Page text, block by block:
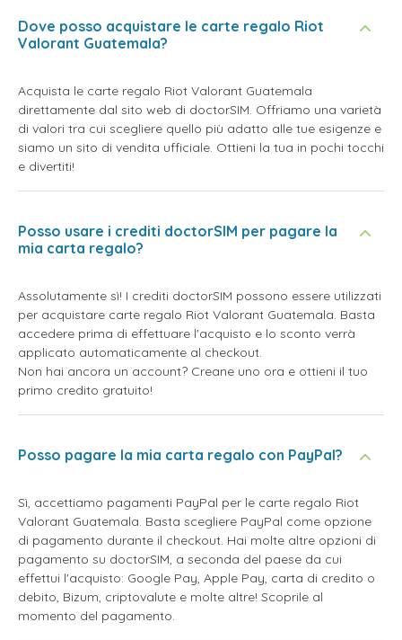
Dove posso acquistare le carte regalo Riot
Valorant Guatemala?
Acquista le carte regalo Riot Valorant Guatemala
direttamente dal sito web di doctorSIM. Offriamo una varietà
di valori tra cui scegliere quello più adatto alle tue esigenze e
siamo un sito di vendita ufficiale. Ottieni la tua in pochi tocchi
e divertiti!
Posso usare i crediti doctorSIM per pagare la
mia carta regalo?
Assolutamente sì! I crediti doctorSIM possono essere utilizzati
per acquistare carte regalo Riot Valorant Guatemala. Basta
accedere prima di effettuare l'acquisto e lo sconto verrà
applicato automaticamente al checkout.
Non hai ancora un account? Creane uno ora e ottieni il tuo
primo credito gratuito!
Posso pagare la mia carta regalo con PayPal?
Sì, accettiamo pagamenti PayPal per le carte regalo Riot
Valorant Guatemala. Basta scegliere PayPal come opzione
di pagamento durante il checkout. Hai molte altre opzioni di
pagamento su doctorSIM, a seconda del paese da cui
effettui l'acquisto: Google Pay, Apple Pay, carta di credito o
debito, Bizum, criptovalute e molte altre! Scoprile al
momento del pagamento.